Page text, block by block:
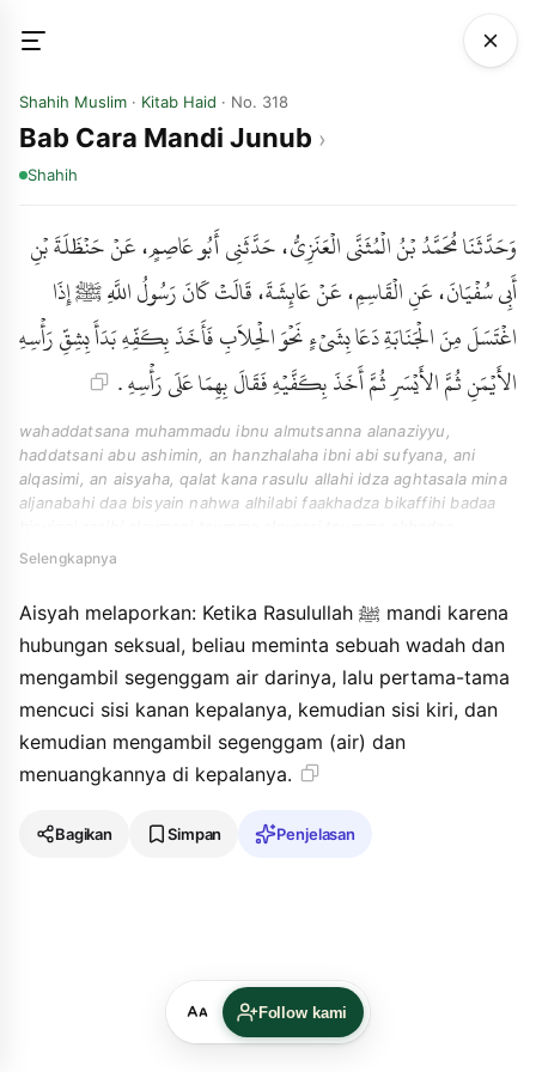
Shahih Muslim · Kitab Haid · No. 318
Bab Cara Mandi Junub
Shahih
وَحَدَّثَنَا مُحَمَّدُ بْنُ الْمُثَنَّى الْعَنَزِيُّ، حَدَّثَنِي أَبُو عَاصِمٍ، عَنْ حَنْظَلَةَ بْنِ
أَبِي سُفْيَانَ، عَنِ الْقَاسِمِ، عَنْ عَائِشَةَ، قَالَتْ كَانَ رَسُولُ اللَّهِ ﷺ إِذَا
اغْتَسَلَ مِنَ الْجَنَابَةِ دَعَا بِشَىْءٍ نَحْوَ الْحِلاَبِ فَأَخَذَ بِكَفِّهِ بَدَأَ بِشِقِّ رَأْسِهِ
الأَيْمَنِ ثُمَّ الأَيْسَرِ ثُمَّ أَخَذَ بِكَفَّيْهِ فَقَالَ بِهِمَا عَلَى رَأْسِهِ .
wahaddatsana muhammadu ibnu almutsanna alanaziyyu,
haddatsani abu ashimin, an hanzhalaha ibni abi sufyana, ani
alqasimi, an aisyaha, qalat kana rasulu allahi idza aghtasala mina
aljanabahi daa bisyain nahwa alhilabi faakhadza bikaffihi badaa
bikaffayhi faqala bihima ala rasihi.
Selengkapnya
Aisyah melaporkan: Ketika Rasulullah ﷺ mandi karena
hubungan seksual, beliau meminta sebuah wadah dan
mengambil segenggam air darinya, lalu pertama-tama
mencuci sisi kanan kepalanya, kemudian sisi kiri, dan
kemudian mengambil segenggam (air) dan
menuangkannya di kepalanya.
Bagikan Simpan Penjelasan
Follow kami